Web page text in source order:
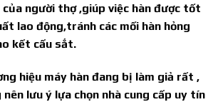
của người thợ ,giúp việc hàn được tốt
lao động,tránh các mối hàn hỏng
kết cấu sắt.
hiệu máy hàn đang bị làm giả rất ,
nên lưu ý lựa chọn nhà cung cấp uy tín